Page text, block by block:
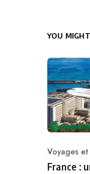
YOU
Category
Voyages
France :